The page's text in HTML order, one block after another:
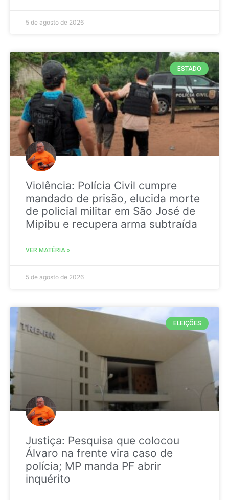
5 de agosto de 2026
ESTADO
Violência: Polícia Civil cumpre
mandado de prisão, elucida morte
de policial militar em São José de
Mipibu e recupera arma subtraída
VER MATÉRIA »
5 de agosto de 2026
ELEIÇÕES
Justiça: Pesquisa que colocou
Álvaro na frente vira caso de
polícia; MP manda PF abrir
inquérito